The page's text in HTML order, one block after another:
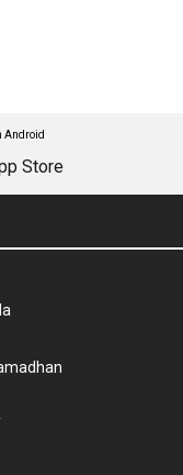
Android